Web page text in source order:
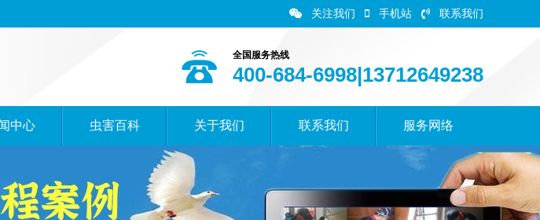
关注我们 手机站 联系我们
全国服务热线
400-684-6998|13712649238
中心 虫害百科 关于我们 联系我们 服务网络